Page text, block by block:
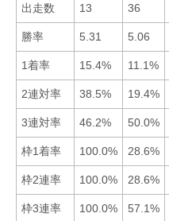
出走数 13 36
勝率 5.31 5.06
1着率 15.4% 11.1%
2連対率 38.5% 19.4%
3連対率 46.2% 50.0%
枠1着率 100.0% 28.6%
枠2連率 100.0% 28.6%
枠3連率 100.0% 57.1%